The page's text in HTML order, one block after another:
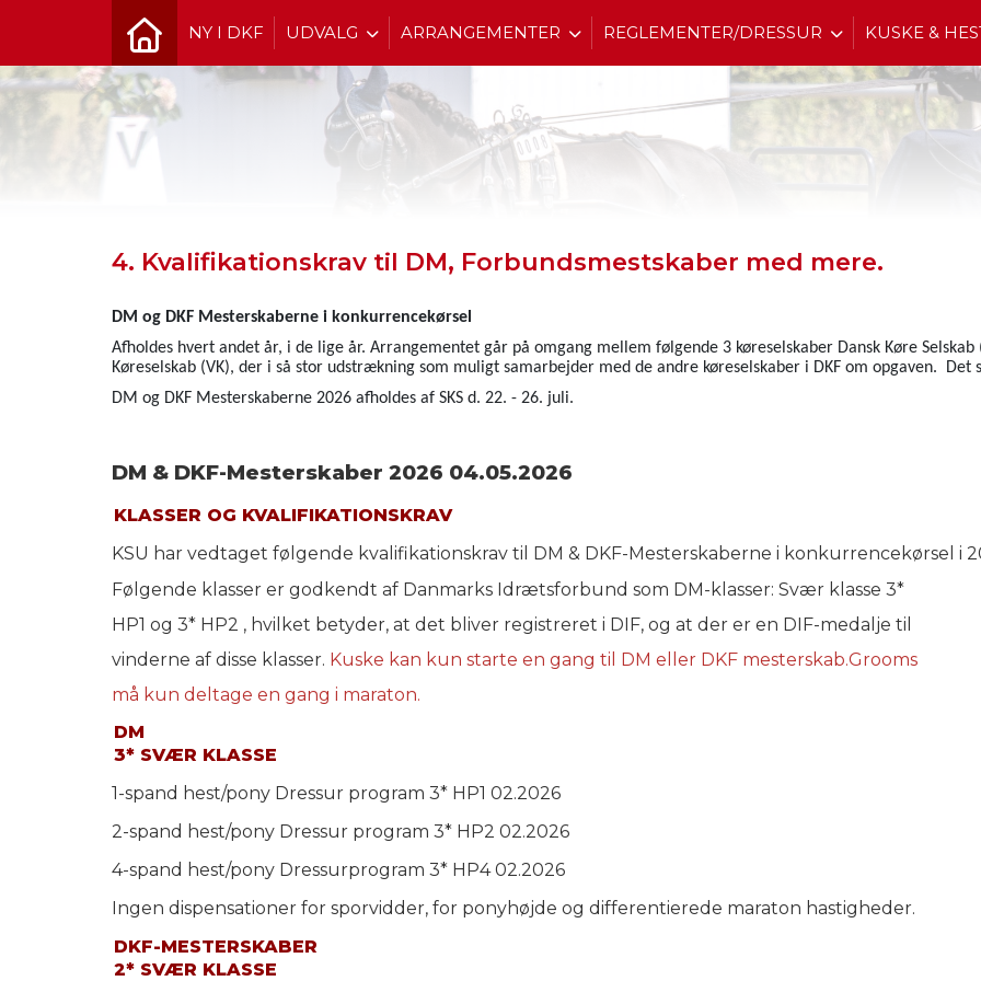
NY I DKF UDVALG ARRANGEMENTER REGLEMENTER/DRESSUR KUSKE &
4. Kvalifikationskrav til DM, Forbundsmestskaber med mere.
DM og DKF Mesterskaberne i konkurrencekørsel
Afholdes hvert andet år, i de lige år. Arrangementet går på omgang mellem følgende 3 køreselskaber Dansk Køre Selskab
Køreselskab (VK), der i så stor udstrækning som muligt samarbejder med de andre køreselskaber i DKF om opgaven.
DM og DKF Mesterskaberne 2026 afholdes af SKS d. 22. - 26. juli.
DM & DKF-Mesterskaber 2026 04.05.2026
KLASSER OG KVALIFIKATIONSKRAV
KSU har vedtaget følgende kvalifikationskrav til DM & DKF-Mesterskaberne i konkurrencekørsel i
Følgende klasser er godkendt af Danmarks Idrætsforbund som DM-klasser: Svær klasse 3*
HP1 og 3* HP2 , hvilket betyder, at det bliver registreret i DIF, og at der er en DIF-medalje til
vinderne af disse klasser. Kuske kan kun starte en gang til DM eller DKF mesterskab.Grooms
må kun deltage en gang i maraton.
DM
3* SVÆR KLASSE
1-spand hest/pony Dressur program 3* HP1 02.2026
2-spand hest/pony Dressur program 3* HP2 02.2026
4-spand hest/pony Dressurprogram 3* HP4 02.2026
Ingen dispensationer for sporvidder, for ponyhøjde og differentierede maraton hastigheder.
DKF-MESTERSKABER
2* SVÆR KLASSE